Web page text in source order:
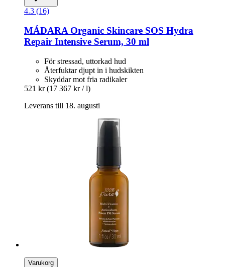
4.3 (16)
MÁDARA Organic Skincare SOS Hydra
Repair Intensive Serum, 30 ml
För stressad, uttorkad hud
Återfuktar djupt in i hudskikten
Skyddar mot fria radikaler
521 kr (17 367 kr / l)
Leverans till 18. augusti
Varukorg